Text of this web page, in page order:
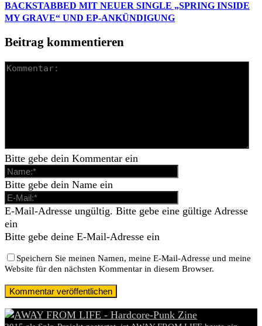
BACKSTABBED MIT NEUER SINGLE „SPRING INSIDE
MY GRAVE“ UND EP-ANKÜNDIGUNG
Beitrag kommentieren
Bitte gebe dein Kommentar ein
Bitte gebe dein Name ein
E-Mail-Adresse ungültig. Bitte gebe eine gültige Adresse
ein
Bitte gebe deine E-Mail-Adresse ein
Speichern Sie meinen Namen, meine E-Mail-Adresse und meine
Website für den nächsten Kommentar in diesem Browser.